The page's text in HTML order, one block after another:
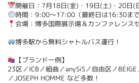
開催日：7月18日(金)・19日(土)・20日(
時間：9:00～17:00（最終日は16:30まで
会場：博多国際展示場＆カンファレンス
博多駅から無料シャトルバス運行！
【ブランド一例】
23区／ICB／組曲／anySiS／自由区／BEIGE
／JOSEPH HOMME など多数！